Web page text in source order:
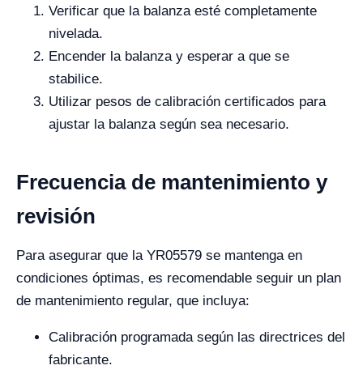
Verificar que la balanza esté completamente
nivelada.
Encender la balanza y esperar a que se
stabilice.
Utilizar pesos de calibración certificados para
ajustar la balanza según sea necesario.
Frecuencia de mantenimiento y
revisión
Para asegurar que la YR05579 se mantenga en
condiciones óptimas, es recomendable seguir un plan
de mantenimiento regular, que incluya:
Calibración programada según las directrices del
fabricante.